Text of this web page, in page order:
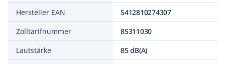
Hersteller EAN
5412810274307
Zolltarifnummer
85311030
Lautstärke
85 dB(A)